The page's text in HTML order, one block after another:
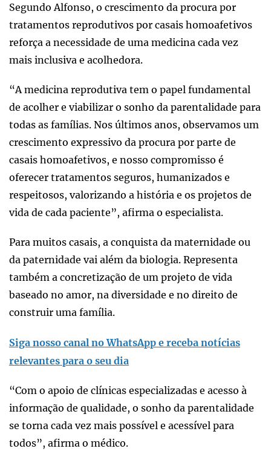
Segundo Alfonso, o crescimento da procura por
tratamentos reprodutivos por casais homoafetivos
reforça a necessidade de uma medicina cada vez
mais inclusiva e acolhedora.
“A medicina reprodutiva tem o papel fundamental
de acolher e viabilizar o sonho da parentalidade para
todas as famílias. Nos últimos anos, observamos um
crescimento expressivo da procura por parte de
casais homoafetivos, e nosso compromisso é
oferecer tratamentos seguros, humanizados e
respeitosos, valorizando a história e os projetos de
vida de cada paciente”, afirma o especialista.
Para muitos casais, a conquista da maternidade ou
da paternidade vai além da biologia. Representa
também a concretização de um projeto de vida
baseado no amor, na diversidade e no direito de
construir uma família.
Siga nosso canal no WhatsApp e receba notícias
relevantes para o seu dia
“Com o apoio de clínicas especializadas e acesso à
informação de qualidade, o sonho da parentalidade
se torna cada vez mais possível e acessível para
todos”, afirma o médico.